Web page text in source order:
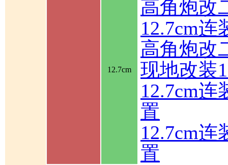
12.7cm
高角炮改
12.7cm
高角炮改
现地改装
12.7cm
置
12.7cm
置